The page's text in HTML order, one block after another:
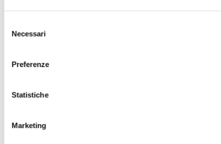
delNecessari
Preferenze
Statistiche
Marketing